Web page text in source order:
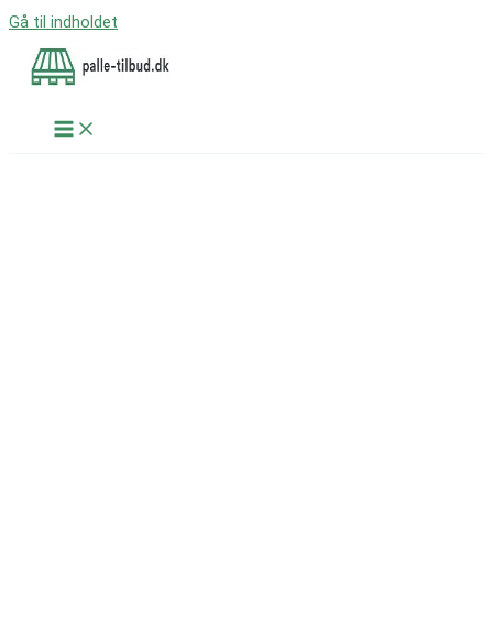
Gå til indholdet